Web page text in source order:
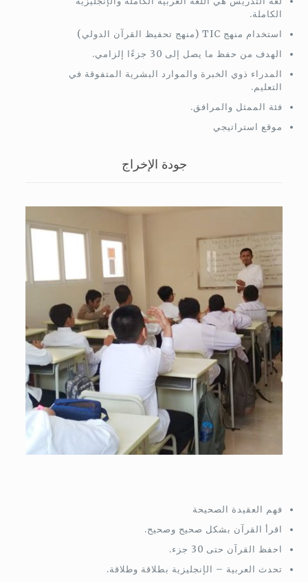
الكاملة.
استخدام منهج TIC (منهج تحفيظ القرآن الدولي)
الهدف من حفظ ما يصل إلى 30 جزءًا إلزامي.
المدراء ذوي الخبرة والموارد البشرية المتفوقة في
التعليم.
فئة الممثل والمرافق.
موقع استراتيجي
جودة الإخراج
فهم العقيدة الصحيحة
اقرأ القرآن بشكل صحيح وصحيح.
احفظ القرآن حتى 30 جزء.
تحدث العربية – الإنجليزية بطلاقة وطلاقة.